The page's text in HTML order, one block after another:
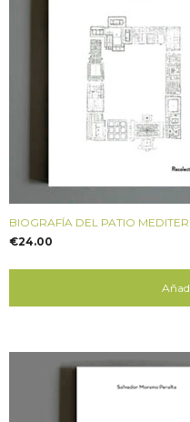
BIOGRAFÍA DEL PATIO
€24.00